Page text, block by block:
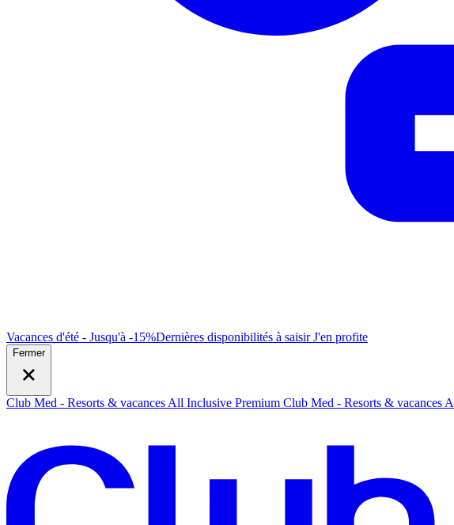
Vacances d'été - Jusqu'à -15%Dernières disponibilités à saisirJ'en profite
Fermer
Club Med - Resorts & vacances All Inclusive Premium Club Med - Resorts & vacances